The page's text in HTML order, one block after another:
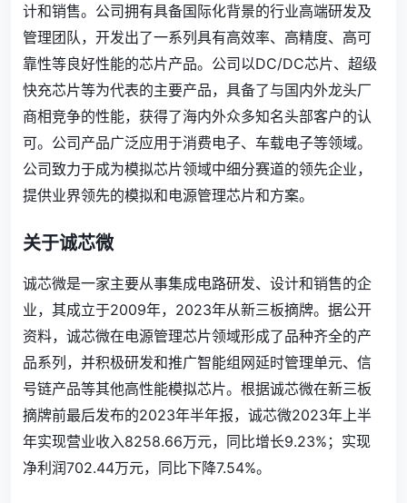
计和销售。公司拥有具备国际化背景的行业高端研发及
管理团队，开发出了一系列具有高效率、高精度、高可
靠性等良好性能的芯片产品。公司以DC/DC芯片、超级
快充芯片等为代表的主要产品，具备了与国内外龙头厂
商相竞争的性能，获得了海内外众多知名头部客户的认
可。公司产品广泛应用于消费电子、车载电子等领域。
公司致力于成为模拟芯片领域中细分赛道的领先企业，
提供业界领先的模拟和电源管理芯片和方案。
关于诚芯微
诚芯微是一家主要从事集成电路研发、设计和销售的企
业，其成立于2009年，2023年从新三板摘牌。据公开
资料，诚芯微在电源管理芯片领域形成了品种齐全的产
品系列，并积极研发和推广智能组网延时管理单元、信
号链产品等其他高性能模拟芯片。根据诚芯微在新三板
摘牌前最后发布的2023年半年报，诚芯微2023年上半
年实现营业收入8258.66万元，同比增长9.23%；实现
净利润702.44万元，同比下降7.54%。